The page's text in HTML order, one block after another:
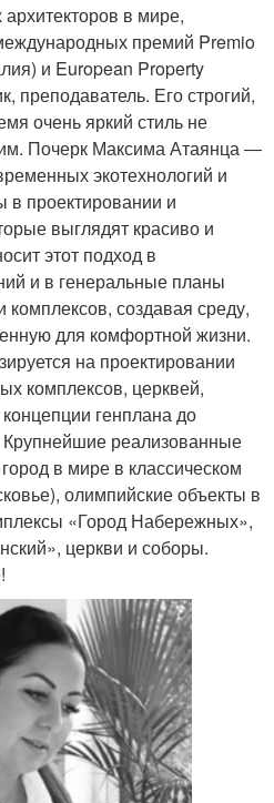
в мире,
премий Premio
и European Property
преподаватель. Его строгий,
очень яркий стиль не
Почерк Максима Атаянца ―
экотехнологий и
в проектировании и
выглядят красиво и
этот подход в
и в генеральные планы
создавая среду,
для комфортной жизни.
на проектировании
комплексов, церквей,
генплана до
Крупнейшие реализованные
в мире в классическом
олимпийские объекты в
«Город Набережных»,
церкви и соборы.